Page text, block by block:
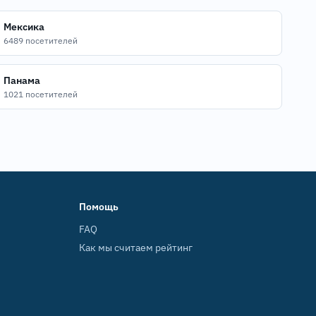
Мексика
6489 посетителей
Панама
1021 посетителей
Помощь
FAQ
Как мы считаем рейтинг